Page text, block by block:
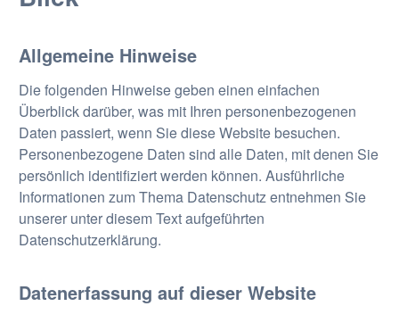
Allgemeine Hinweise
Die folgenden Hinweise geben einen einfachen
Überblick darüber, was mit Ihren personenbezogenen
Daten passiert, wenn Sie diese Website besuchen.
Personenbezogene Daten sind alle Daten, mit denen Sie
persönlich identifiziert werden können. Ausführliche
Informationen zum Thema Datenschutz entnehmen Sie
unserer unter diesem Text aufgeführten
Datenschutzerklärung.
Datenerfassung auf dieser Website